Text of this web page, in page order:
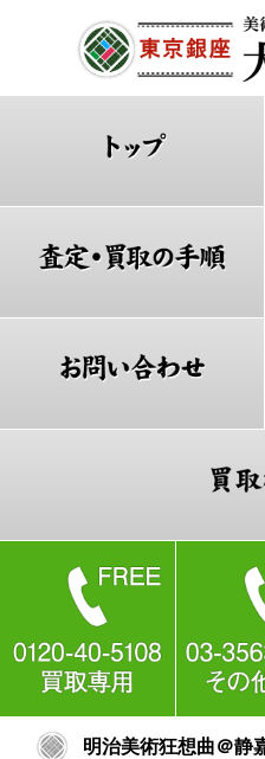
明治美術狂想曲＠静